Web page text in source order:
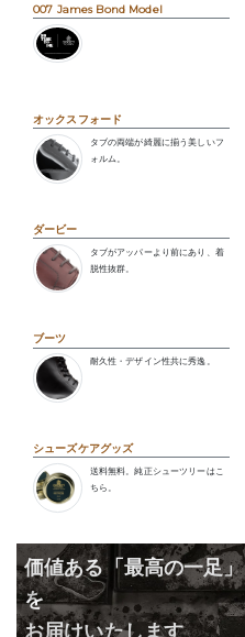
007 James Bond Model
オックスフォード
タブの両端が綺麗に揃う美しいフ
ォルム。
ダービー
タブがアッパーより前にあり、着
脱性抜群。
ブーツ
耐久性・デザイン性共に秀逸。
シューズケアグッズ
送料無料。純正シューツリーはこ
ちら。
価値ある「最高の一足」
を
お届けいたします